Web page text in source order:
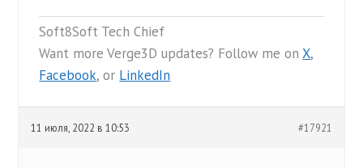
Soft8Soft Tech Chief
Want more Verge3D updates? Follow me onX,
Facebook, or LinkedIn
11 июля, 2022 в 10:53 #17921